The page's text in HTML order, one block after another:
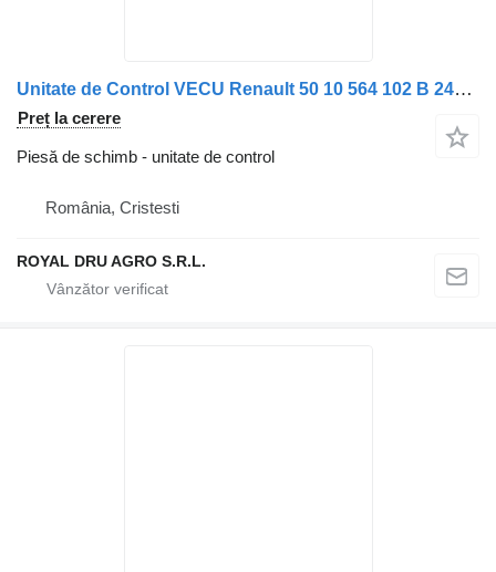
Unitate de Control VECU Renault 50 10 564 102 B 24V pentru camion VDO 461 470 002 008
Preț la cerere
Piesă de schimb - unitate de control
România, Cristesti
ROYAL DRU AGRO S.R.L.